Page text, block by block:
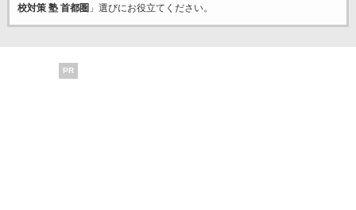
校対策 塾 首都圏 」選びにお役立てください。
PR